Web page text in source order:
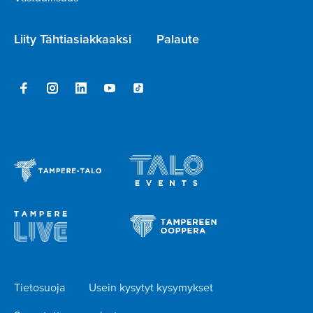
Liity Tähtiasiakkaaksi Palaute
Tietosuoja
Usein kysytyt kysymykset